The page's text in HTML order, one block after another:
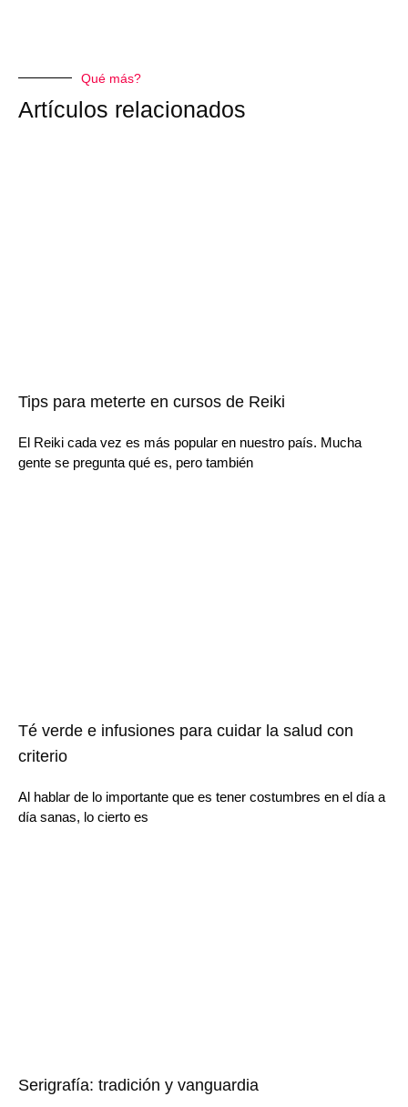
Qué más?
Artículos relacionados
Tips para meterte en cursos de Reiki
El Reiki cada vez es más popular en nuestro país. Mucha
gente se pregunta qué es, pero también
Té verde e infusiones para cuidar la salud con
criterio
Al hablar de lo importante que es tener costumbres en el día a
día sanas, lo cierto es
Serigrafía: tradición y vanguardia